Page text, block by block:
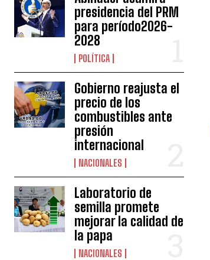
presidencia del PRM
para período2026-
2028
POLÍTICA
Gobierno reajusta el
precio de los
combustibles ante
presión
internacional
NACIONALES
Laboratorio de
semilla promete
mejorar la calidad de
la papa
NACIONALES